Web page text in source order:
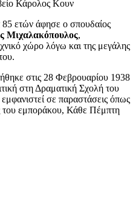
Κάρολος Κουν
85 ετών άφησε ο σπουδαίος
Μιχαλακόπουλος,
χώρο λόγω και της μεγάλης
στις 28 Φεβρουαρίου 1938
στη Δραματική Σχολή του
σε παραστάσεις όπως
του εμποράκου, Κάθε Πέμπτη